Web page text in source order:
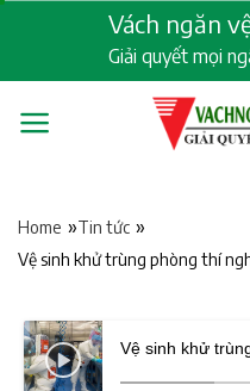
content
Vách ngăn
Giải quyết mọi
Home »Tin tức »
Vệ sinh khử trùng phòng thí